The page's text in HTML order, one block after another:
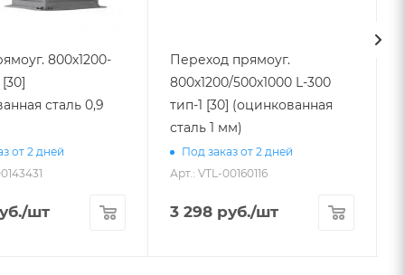
800х1200-
[30]
сталь 0,9
от 2 дней
/шт
Переход прямоуг.
800х1200/500х1000 L-300
тип-1 [30] (оцинкованная
сталь 1 мм)
Под заказ от 2 дней
Арт.: VTL-00160116
3 298 руб./шт